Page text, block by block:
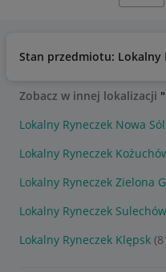
Stan przedmiotu: Lokalny
Zobacz w innej lokalizacji
Lokalny Ryneczek Nowa Sól
Lokalny Ryneczek
Lokalny Ryneczek Zielona
Lokalny Ryneczek Sulechów
Lokalny Ryneczek Klępsk